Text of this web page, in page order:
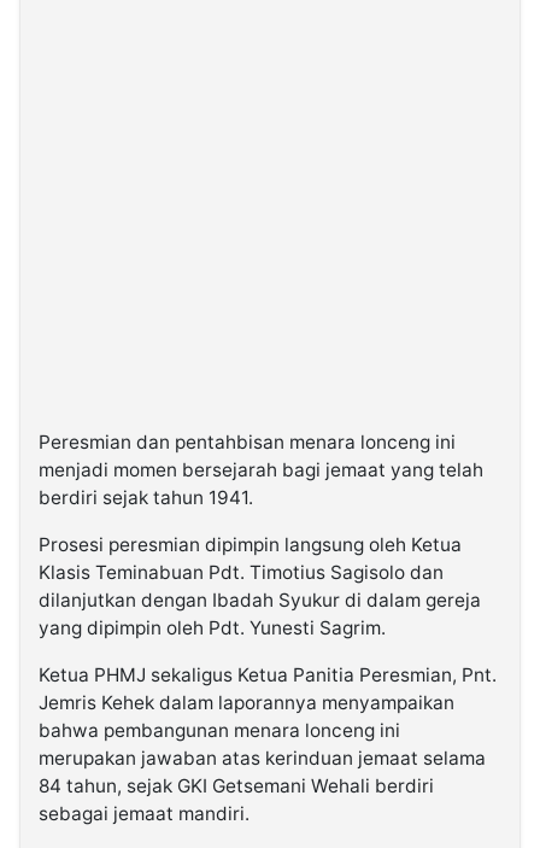
Peresmian dan pentahbisan menara lonceng ini
menjadi momen bersejarah bagi jemaat yang telah
berdiri sejak tahun 1941.
Prosesi peresmian dipimpin langsung oleh Ketua
Klasis Teminabuan Pdt. Timotius Sagisolo dan
dilanjutkan dengan Ibadah Syukur di dalam gereja
yang dipimpin oleh Pdt. Yunesti Sagrim.
Ketua PHMJ sekaligus Ketua Panitia Peresmian, Pnt.
Jemris Kehek dalam laporannya menyampaikan
bahwa pembangunan menara lonceng ini
merupakan jawaban atas kerinduan jemaat selama
84 tahun, sejak GKI Getsemani Wehali berdiri
sebagai jemaat mandiri.